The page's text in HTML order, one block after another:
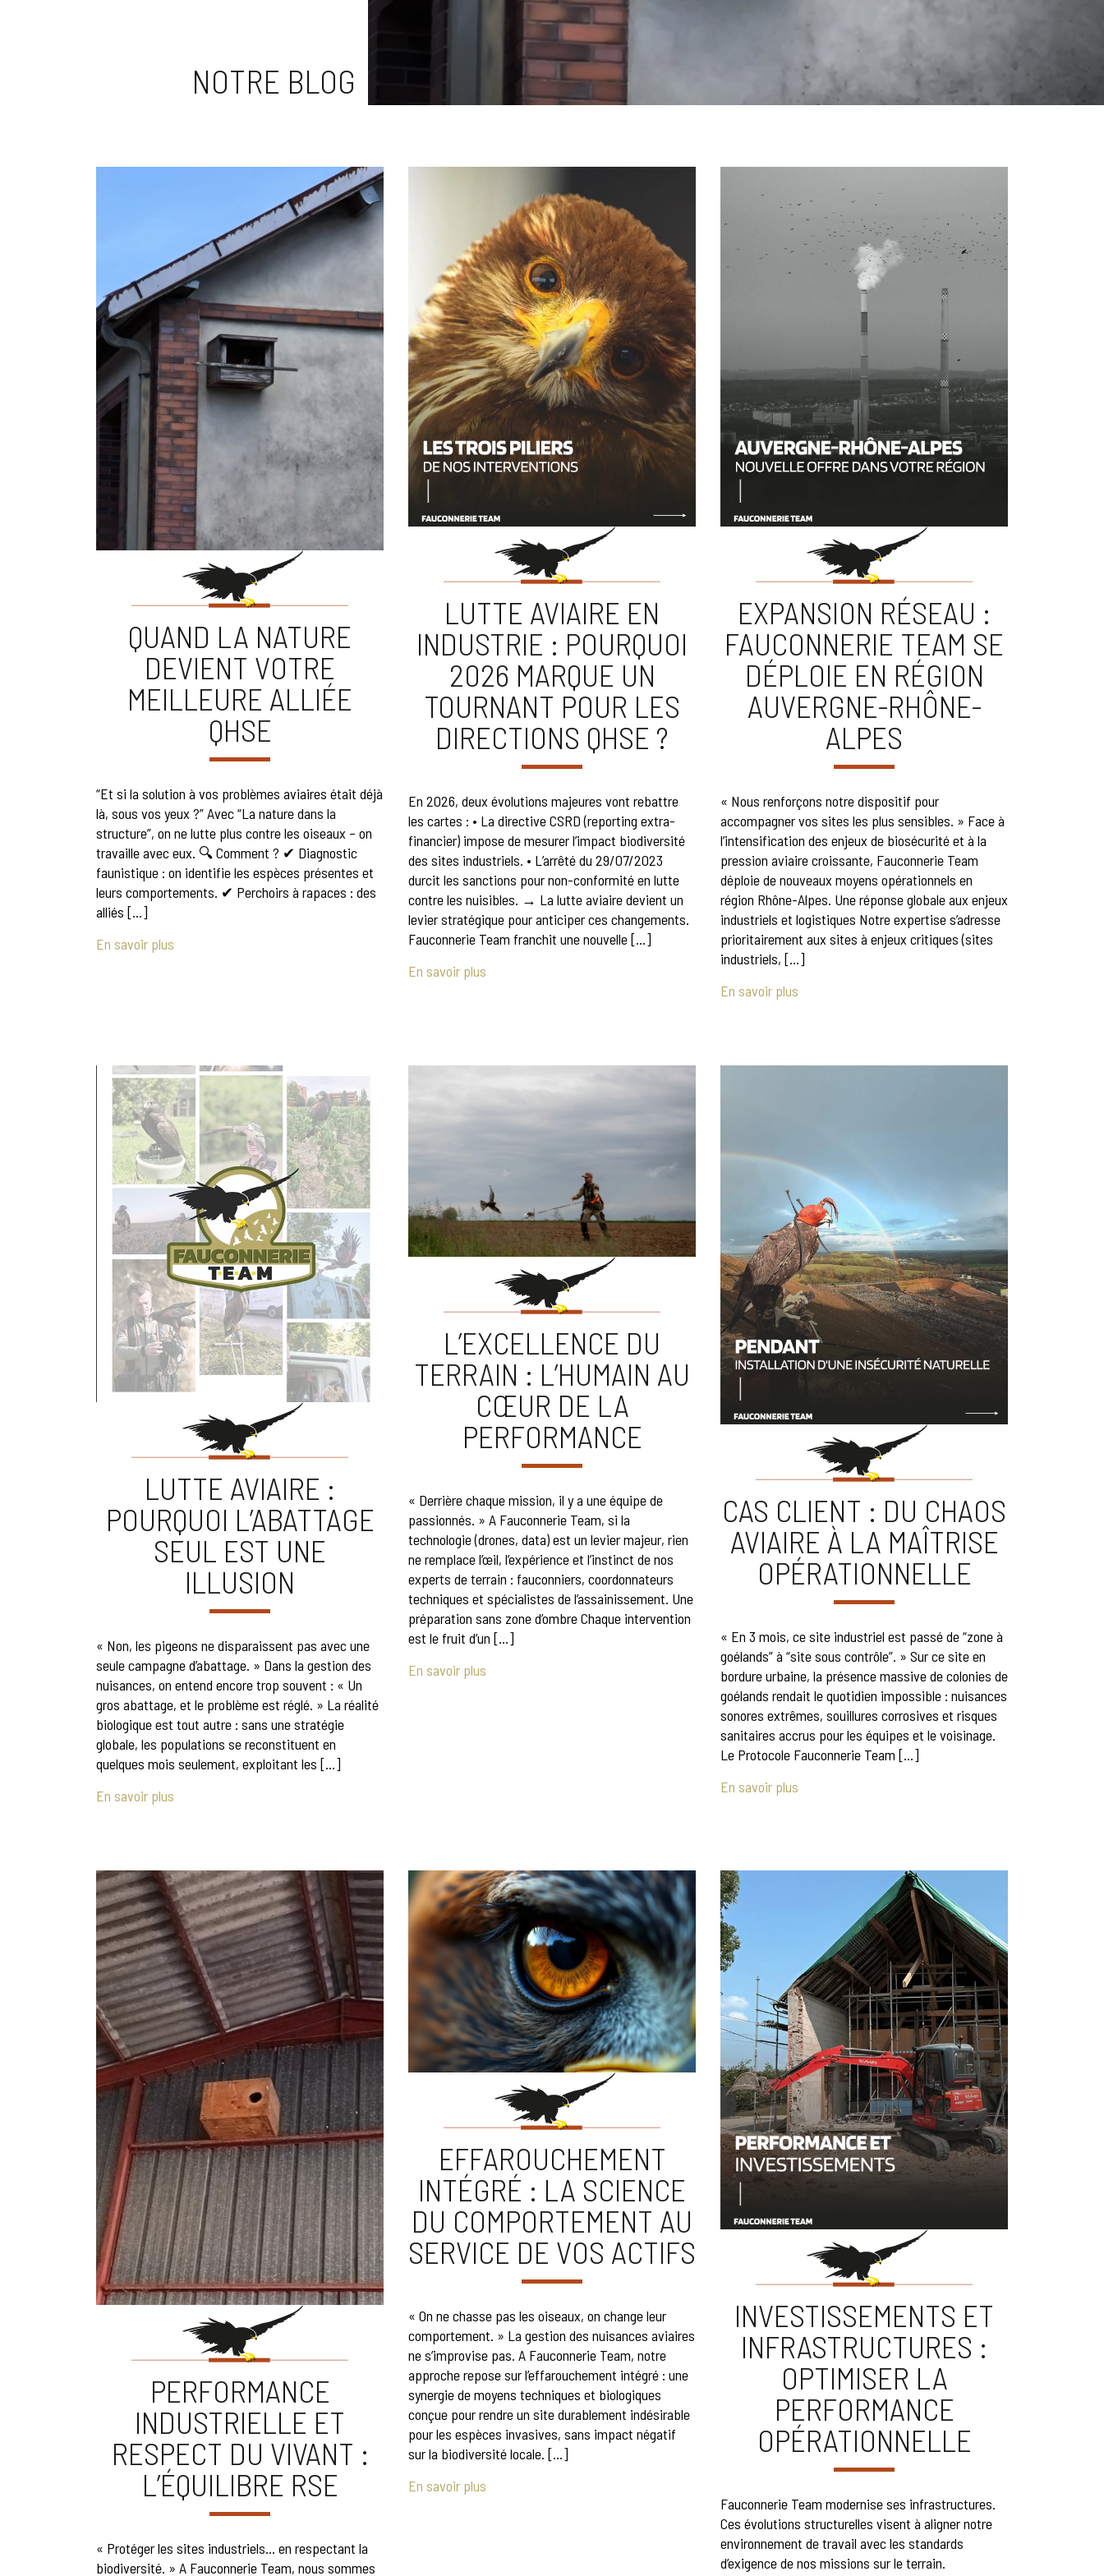
NOTRE BLOG
QUAND LA NATURE
DEVIENT VOTRE
MEILLEURE ALLIÉE
QHSE
“Et si la solution à vos problèmes aviaires était déjà
là, sous vos yeux ?” Avec “La nature dans la
structure”, on ne lutte plus contre les oiseaux – on
travaille avec eux. 🔍 Comment ? ✔ Diagnostic
faunistique : on identifie les espèces présentes et
leurs comportements. ✔ Perchoirs à rapaces : des
alliés […]
En savoir plus
LUTTE AVIAIRE EN
INDUSTRIE : POURQUOI
2026 MARQUE UN
TOURNANT POUR LES
DIRECTIONS QHSE ?
En 2026, deux évolutions majeures vont rebattre
les cartes : • La directive CSRD (reporting extra-
financier) impose de mesurer l’impact biodiversité
des sites industriels. • L’arrêté du 29/07/2023
durcit les sanctions pour non-conformité en lutte
contre les nuisibles. → La lutte aviaire devient un
levier stratégique pour anticiper ces changements.
Fauconnerie Team franchit une nouvelle […]
En savoir plus
EXPANSION RÉSEAU :
FAUCONNERIE TEAM SE
DÉPLOIE EN RÉGION
AUVERGNE-RHÔNE-
ALPES
« Nous renforçons notre dispositif pour
accompagner vos sites les plus sensibles. » Face à
l’intensification des enjeux de biosécurité et à la
pression aviaire croissante, Fauconnerie Team
déploie de nouveaux moyens opérationnels en
région Rhône-Alpes. Une réponse globale aux enjeux
industriels et logistiques Notre expertise s’adresse
prioritairement aux sites à enjeux critiques (sites
industriels, […]
En savoir plus
LUTTE AVIAIRE :
POURQUOI L’ABATTAGE
SEUL EST UNE
ILLUSION
« Non, les pigeons ne disparaissent pas avec une
seule campagne d’abattage. » Dans la gestion des
nuisances, on entend encore trop souvent : « Un
gros abattage, et le problème est réglé. » La réalité
biologique est tout autre : sans une stratégie
globale, les populations se reconstituent en
quelques mois seulement, exploitant les […]
En savoir plus
L’EXCELLENCE DU
TERRAIN : L’HUMAIN AU
CŒUR DE LA
PERFORMANCE
« Derrière chaque mission, il y a une équipe de
passionnés. » A Fauconnerie Team, si la
technologie (drones, data) est un levier majeur, rien
ne remplace l’œil, l’expérience et l’instinct de nos
experts de terrain : fauconniers, coordonnateurs
techniques et spécialistes de l’assainissement. Une
préparation sans zone d’ombre Chaque intervention
est le fruit d’un […]
En savoir plus
CAS CLIENT : DU CHAOS
AVIAIRE À LA MAÎTRISE
OPÉRATIONNELLE
« En 3 mois, ce site industriel est passé de “zone à
goélands” à “site sous contrôle”. » Sur ce site en
bordure urbaine, la présence massive de colonies de
goélands rendait le quotidien impossible : nuisances
sonores extrêmes, souillures corrosives et risques
sanitaires accrus pour les équipes et le voisinage.
Le Protocole Fauconnerie Team […]
En savoir plus
PERFORMANCE
INDUSTRIELLE ET
RESPECT DU VIVANT :
L’ÉQUILIBRE RSE
« Protéger les sites industriels… en respectant la
biodiversité. » A Fauconnerie Team, nous sommes
EFFAROUCHEMENT
INTÉGRÉ : LA SCIENCE
DU COMPORTEMENT AU
SERVICE DE VOS ACTIFS
« On ne chasse pas les oiseaux, on change leur
comportement. » La gestion des nuisances aviaires
ne s’improvise pas. A Fauconnerie Team, notre
approche repose sur l’effarouchement intégré : une
synergie de moyens techniques et biologiques
conçue pour rendre un site durablement indésirable
pour les espèces invasives, sans impact négatif
sur la biodiversité locale. […]
En savoir plus
INVESTISSEMENTS ET
INFRASTRUCTURES :
OPTIMISER LA
PERFORMANCE
OPÉRATIONNELLE
Fauconnerie Team modernise ses infrastructures.
Ces évolutions structurelles visent à aligner notre
environnement de travail avec les standards
d’exigence de nos missions sur le terrain.